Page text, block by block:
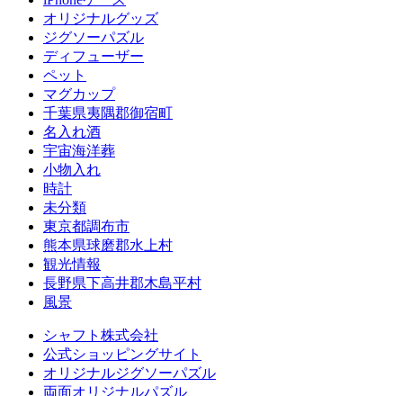
オリジナルグッズ
ジグソーパズル
ディフューザー
ペット
マグカップ
千葉県夷隅郡御宿町
名入れ酒
宇宙海洋葬
小物入れ
時計
未分類
東京都調布市
熊本県球磨郡水上村
観光情報
長野県下高井郡木島平村
風景
シャフト株式会社
公式ショッピングサイト
オリジナルジグソーパズル
両面オリジナルパズル